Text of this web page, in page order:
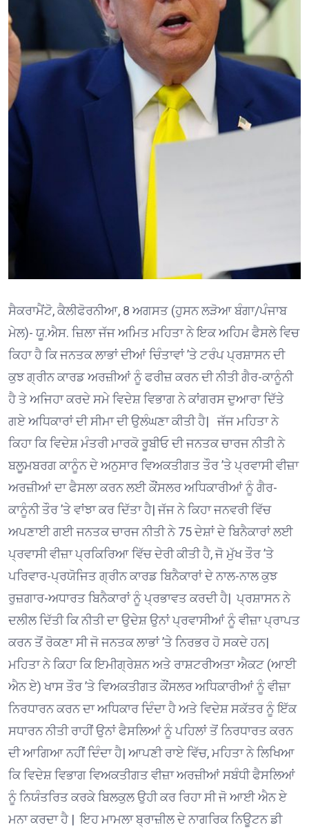
ਸੈਕਰਾਮੈਂਟੋ, ਕੈਲੀਫੋਰਨੀਆ, 8 ਅਗਸਤ (ਹੁਸਨ ਲੜੋਆ ਬੰਗਾ/ਪੰਜਾਬ
ਮੇਲ)- ਯੂ.ਐਸ. ਜ਼ਿਲਾ ਜੱਜ ਅਮਿਤ ਮਹਿਤਾ ਨੇ ਇਕ ਅਹਿਮ ਫੈਸਲੇ ਵਿਚ
ਕਿਹਾ ਹੈ ਕਿ ਜਨਤਕ ਲਾਭਾਂ ਦੀਆਂ ਚਿੰਤਾਵਾਂ ’ਤੇ ਟਰੰਪ ਪ੍ਰਸ਼ਾਸਨ ਦੀ
ਕੁਝ ਗ੍ਰੀਨ ਕਾਰਡ ਅਰਜ਼ੀਆਂ ਨੂੰ ਫਰੀਜ਼ ਕਰਨ ਦੀ ਨੀਤੀ ਗੈਰ-ਕਾਨੂੰਨੀ
ਹੈ ਤੇ ਅਜਿਹਾ ਕਰਦੇ ਸਮੇ ਵਿਦੇਸ਼ ਵਿਭਾਗ ਨੇ ਕਾਂਗਰਸ ਦੁਆਰਾ ਦਿੱਤੇ
ਗਏ ਅਧਿਕਾਰਾਂ ਦੀ ਸੀਮਾ ਦੀ ਉਲੰਘਣਾ ਕੀਤੀ ਹੈ| ਜੱਜ ਮਹਿਤਾ ਨੇ
ਕਿਹਾ ਕਿ ਵਿਦੇਸ਼ ਮੰਤਰੀ ਮਾਰਕੋ ਰੂਬੀਓ ਦੀ ਜਨਤਕ ਚਾਰਜ ਨੀਤੀ ਨੇ
ਬਲੂਮਬਰਗ ਕਾਨੂੰਨ ਦੇ ਅਨੁਸਾਰ ਵਿਅਕਤੀਗਤ ਤੌਰ ’ਤੇ ਪ੍ਰਵਾਸੀ ਵੀਜ਼ਾ
ਅਰਜ਼ੀਆਂ ਦਾ ਫੈਸਲਾ ਕਰਨ ਲਈ ਕੌਂਸਲਰ ਅਧਿਕਾਰੀਆਂ ਨੂੰ ਗੈਰ-
ਕਾਨੂੰਨੀ ਤੌਰ ’ਤੇ ਵਾਂਝਾ ਕਰ ਦਿੱਤਾ ਹੈ| ਜੱਜ ਨੇ ਕਿਹਾ ਜਨਵਰੀ ਵਿੱਚ
ਅਪਣਾਈ ਗਈ ਜਨਤਕ ਚਾਰਜ ਨੀਤੀ ਨੇ 75 ਦੇਸ਼ਾਂ ਦੇ ਬਿਨੈਕਾਰਾਂ ਲਈ
ਪ੍ਰਵਾਸੀ ਵੀਜ਼ਾ ਪ੍ਰਕਿਰਿਆ ਵਿੱਚ ਦੇਰੀ ਕੀਤੀ ਹੈ, ਜੋ ਮੁੱਖ ਤੌਰ ’ਤੇ
ਪਰਿਵਾਰ-ਪ੍ਰਯੋਜਿਤ ਗ੍ਰੀਨ ਕਾਰਡ ਬਿਨੈਕਾਰਾਂ ਦੇ ਨਾਲ-ਨਾਲ ਕੁਝ
ਰੁਜ਼ਗਾਰ-ਅਧਾਰਤ ਬਿਨੈਕਾਰਾਂ ਨੂੰ ਪ੍ਰਭਾਵਤ ਕਰਦੀ ਹੈ| ਪ੍ਰਸ਼ਾਸਨ ਨੇ
ਦਲੀਲ ਦਿੱਤੀ ਕਿ ਨੀਤੀ ਦਾ ਉਦੇਸ਼ ਉਨਾਂ ਪ੍ਰਵਾਸੀਆਂ ਨੂੰ ਵੀਜ਼ਾ ਪ੍ਰਾਪਤ
ਕਰਨ ਤੋਂ ਰੋਕਣਾ ਸੀ ਜੋ ਜਨਤਕ ਲਾਭਾਂ ’ਤੇ ਨਿਰਭਰ ਹੋ ਸਕਦੇ ਹਨ|
ਮਹਿਤਾ ਨੇ ਕਿਹਾ ਕਿ ਇਮੀਗ੍ਰੇਸ਼ਨ ਅਤੇ ਰਾਸ਼ਟਰੀਅਤਾ ਐਕਟ (ਆਈ
ਐਨ ਏ) ਖਾਸ ਤੌਰ ’ਤੇ ਵਿਅਕਤੀਗਤ ਕੌਂਸਲਰ ਅਧਿਕਾਰੀਆਂ ਨੂੰ ਵੀਜ਼ਾ
ਨਿਰਧਾਰਨ ਕਰਨ ਦਾ ਅਧਿਕਾਰ ਦਿੰਦਾ ਹੈ ਅਤੇ ਵਿਦੇਸ਼ ਸਕੱਤਰ ਨੂੰ ਇੱਕ
ਸਧਾਰਨ ਨੀਤੀ ਰਾਹੀਂ ਉਨਾਂ ਫੈਸਲਿਆਂ ਨੂੰ ਪਹਿਲਾਂ ਤੋਂ ਨਿਰਧਾਰਤ ਕਰਨ
ਦੀ ਆਗਿਆ ਨਹੀਂ ਦਿੰਦਾ ਹੈ| ਆਪਣੀ ਰਾਏ ਵਿੱਚ, ਮਹਿਤਾ ਨੇ ਲਿਖਿਆ
ਕਿ ਵਿਦੇਸ਼ ਵਿਭਾਗ ਵਿਅਕਤੀਗਤ ਵੀਜ਼ਾ ਅਰਜ਼ੀਆਂ ਸਬੰਧੀ ਫੈਸਲਿਆਂ
ਨੂੰ ਨਿਯੰਤਰਿਤ ਕਰਕੇ ਬਿਲਕੁਲ ਉਹੀ ਕਰ ਰਿਹਾ ਸੀ ਜੋ ਆਈ ਐਨ ਏ
ਮਨਾ ਕਰਦਾ ਹੈ | ਇਹ ਮਾਮਲਾ ਬ੍ਰਾਜ਼ੀਲ ਦੇ ਨਾਗਰਿਕ ਨਿਊਟਨ ਡੀ